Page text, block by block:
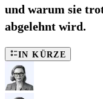
und warum sie
abgelehnt wird.
IN KÜRZE